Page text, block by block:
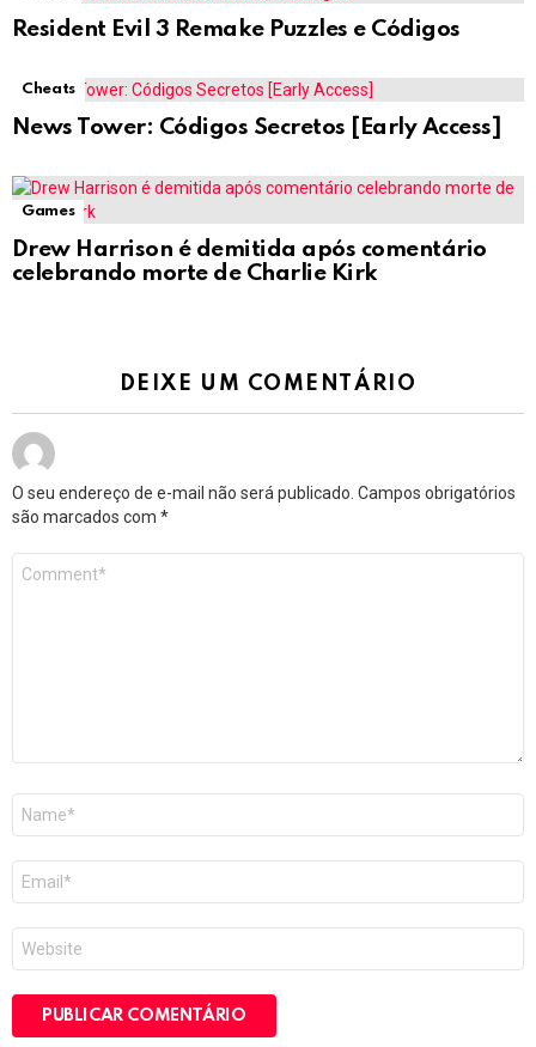
Resident Evil 3 Remake Puzzles e Códigos
Cheats
News Tower: Códigos Secretos [Early Access]
Games
Drew Harrison é demitida após comentário
celebrando morte de Charlie Kirk
DEIXE UM COMENTÁRIO
O seu endereço de e-mail não será publicado. Campos obrigatórios
são marcados com *
mail
*